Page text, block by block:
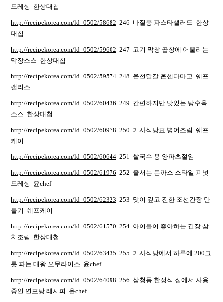
드레싱 한상대첩
http://recipekorea.com/ld_0502/58682 246 바질풍 파스타샐러드 한상
대첩
http://recipekorea.com/ld_0502/59602 247 고기 막창 곱창에 어울리는
막장소스 한상대첩
http://recipekorea.com/ld_0502/59574 248 온천달걀 온센다마고 쉐프
캘리스
http://recipekorea.com/ld_0502/60436 249 간편하지만 맛있는 탕수육
소스 한상대첩
http://recipekorea.com/ld_0502/60978 250 기사식당표 병어조림 쉐프
케이
http://recipekorea.com/ld_0502/60644 251 쌀국수 용 양파초절임
http://recipekorea.com/ld_0502/61976 252 줄서는 돈까스 스타일 피넛
드레싱 윤chef
http://recipekorea.com/ld_0502/62323 253 맛이 깊고 진한 조선간장 만
들기 쉐프케이
http://recipekorea.com/ld_0502/61570 254 아이들이 좋아하는 간장 삼
치조림 한상대첩
http://recipekorea.com/ld_0502/63435 255 기사식당에서 하루에 200그
릇 파는 대왕 오무라이스 윤chef
http://recipekorea.com/ld_0502/64098 256 삼청동 한정식 집에서 사용
중인 연포탕 레시피 윤chef